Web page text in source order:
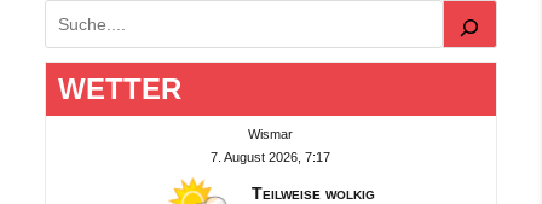
Suchen
WETTER
Wismar
7. August 2026, 7:17
Teilweise wolkig